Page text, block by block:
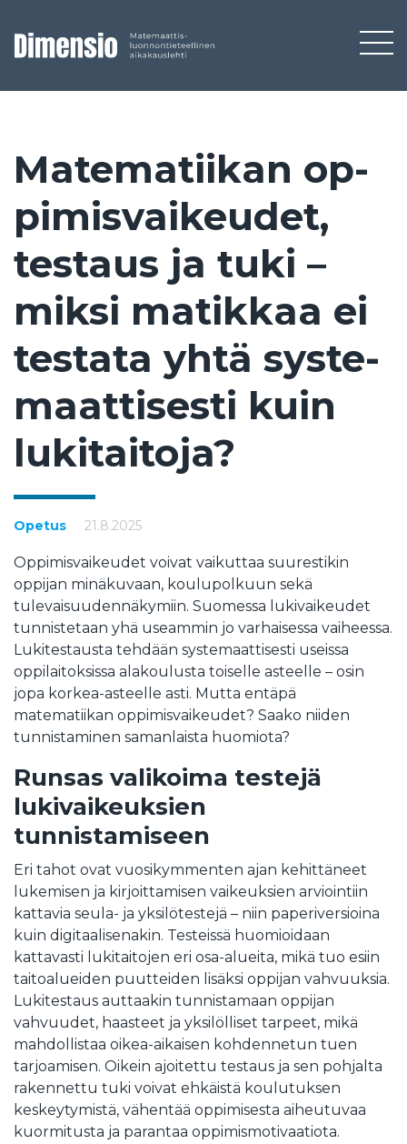
Ma­te­ma­tii­kan op­
pi­mis­vai­keu­det,
tes­taus ja tu­ki –
mik­si ma­tik­kaa ei
tes­ta­ta yh­tä sys­te­
maat­ti­ses­ti kuin
lu­ki­tai­to­ja?
Opetus 21.8.2025
Oppimisvaikeudet voivat vaikuttaa suurestikin
oppijan minäkuvaan, koulupolkuun sekä
tulevaisuudennäkymiin. Suomessa lukivaikeudet
tunnistetaan yhä useammin jo varhaisessa vaiheessa.
Lukitestausta tehdään systemaattisesti useissa
oppilaitoksissa alakoulusta toiselle asteelle – osin
jopa korkea-asteelle asti. Mutta entäpä
matematiikan oppimisvaikeudet? Saako niiden
tunnistaminen samanlaista huomiota?
Runsas valikoima testejä
lukivaikeuksien
tunnistamiseen
Eri tahot ovat vuosikymmenten ajan kehittäneet
lukemisen ja kirjoittamisen vaikeuksien arviointiin
kattavia seula- ja yksilötestejä – niin paperiversioina
kuin digitaalisenakin. Testeissä huomioidaan
kattavasti lukitaitojen eri osa-alueita, mikä tuo esiin
taitoalueiden puutteiden lisäksi oppijan vahvuuksia.
Lukitestaus auttaakin tunnistamaan oppijan
vahvuudet, haasteet ja yksilölliset tarpeet, mikä
mahdollistaa oikea-aikaisen kohdennetun tuen
tarjoamisen. Oikein ajoitettu testaus ja sen pohjalta
rakennettu tuki voivat ehkäistä koulutuksen
keskeytymistä, vähentää oppimisesta aiheutuvaa
kuormitusta ja parantaa oppimismotivaatiota.